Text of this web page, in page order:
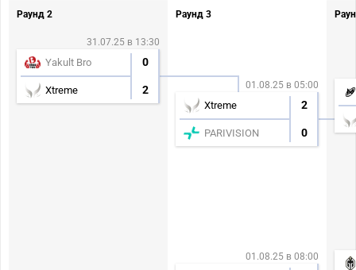
Раунд 2
31.07.25 в 13:30
Yakult Bro 0
Xtreme 2
Раунд 3
01.08.25 в 05:00
Xtreme 2
PARIVISION 0
01.08.25 в 08:00